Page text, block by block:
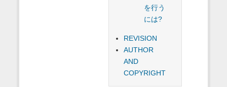
を行う
には?
REVISION
AUTHOR
AND
COPYRIGHT